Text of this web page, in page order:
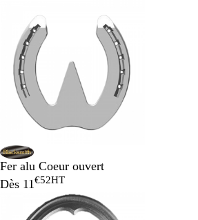
Fer alu Coeur ouvert
Dès 11€52HT